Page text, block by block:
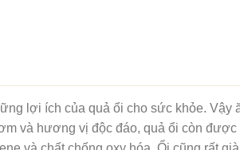
lợi ích của quả ổi cho sức khỏe. Vậy
và hương vị độc đáo, quả ổi còn